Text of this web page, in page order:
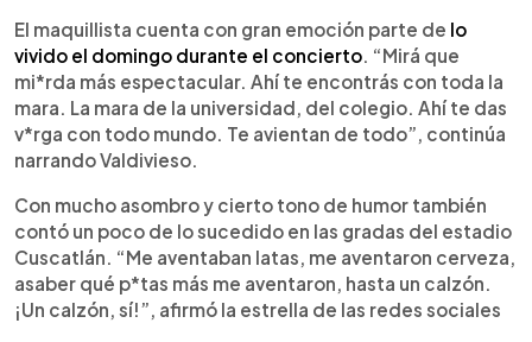
El maquillista cuenta con gran emoción parte de lo
vivido el domingo durante el concierto. “Mirá que
mi*rda más espectacular. Ahí te encontrás con toda la
mara. La mara de la universidad, del colegio. Ahí te das
v*rga con todo mundo. Te avientan de todo”, continúa
narrando Valdivieso.
Con mucho asombro y cierto tono de humor también
contó un poco de lo sucedido en las gradas del estadio
Cuscatlán. “Me aventaban latas, me aventaron cerveza,
asaber qué p*tas más me aventaron, hasta un calzón.
¡Un calzón, sí!”, afirmó la estrella de las redes sociales